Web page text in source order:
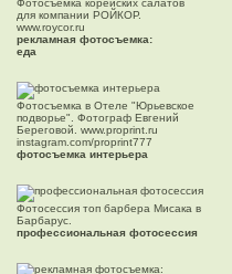
Фотосъемка корейских салатов
для компании РОЙКОР.
www.roycor.ru
рекламная фотосъемка:
еда
Фотосъемка в Отеле "Юрьевское
подворье". Фотограф Евгений
Береговой. www.proprint.ru
instagram.com/proprint777
фотосъемка интерьера
Фотосессия топ барбера Мисака в
Барбарус.
профессиональная фотосессия